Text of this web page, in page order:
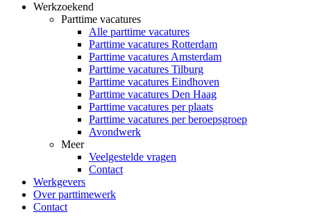
Werkzoekend
Parttime vacatures
Alle parttime vacatures
Parttime vacatures Rotterdam
Parttime vacatures Amsterdam
Parttime vacatures Tilburg
Parttime vacatures Eindhoven
Parttime vacatures Den Haag
Parttime vacatures per plaats
Parttime vacatures per beroepsgroep
Avondwerk
Meer
Veelgestelde vragen
Contact
Werkgevers
Over parttimewerk
Contact